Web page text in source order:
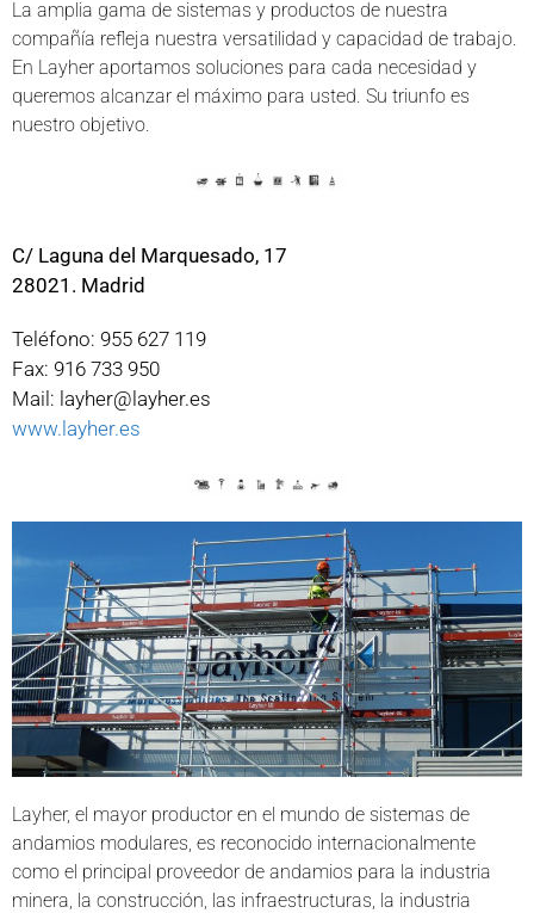
La amplia gama de sistemas y productos de nuestra
compañía refleja nuestra versatilidad y capacidad de trabajo.
En Layher aportamos soluciones para cada necesidad y
queremos alcanzar el máximo para usted. Su triunfo es
nuestro objetivo.
C/ Laguna del Marquesado, 17
28021. Madrid
Teléfono: 955 627 119
Fax: 916 733 950
Mail: layher@layher.es
www.layher.es
Layher, el mayor productor en el mundo de sistemas de
andamios modulares, es reconocido internacionalmente
como el principal proveedor de andamios para la industria
minera, la construcción, las infraestructuras, la industria